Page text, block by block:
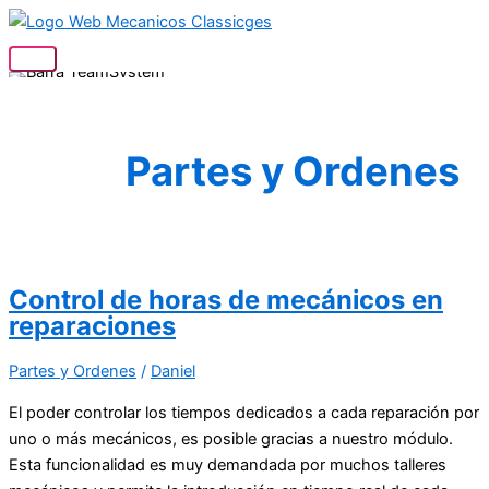
Ir
al
contenido
Menú
Partes y Ordenes
Control de horas de mecánicos en
reparaciones
Partes y Ordenes / Daniel
El poder controlar los tiempos dedicados a cada reparación por
uno o más mecánicos, es posible gracias a nuestro módulo.
Esta funcionalidad es muy demandada por muchos talleres